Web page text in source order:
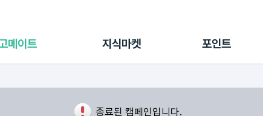
메이트 지식마켓 포인트
리포트
출석 룰렛
후원
종료된 캠페인입니다.